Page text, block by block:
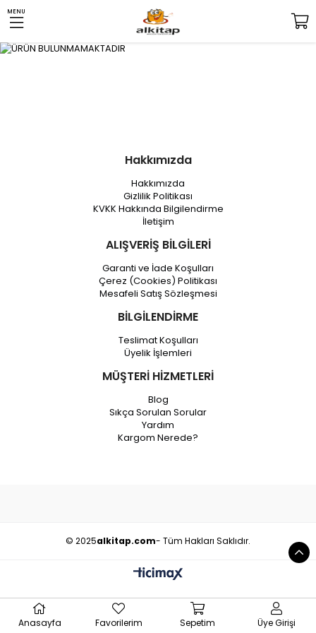
MENU
Hakkımızda
Hakkımızda
Gizlilik Politikası
KVKK Hakkında Bilgilendirme
İletişim
ALIŞVERİŞ BİLGİLERİ
Garanti ve İade Koşulları
Çerez (Cookies) Politikası
Mesafeli Satış Sözleşmesi
BİLGİLENDİRME
Teslimat Koşulları
Üyelik İşlemleri
MÜŞTERİ HİZMETLERİ
Blog
Sıkça Sorulan Sorular
Yardım
Kargom Nerede?
© 2025alkitap.com- Tüm Hakları Saklıdır.
Anasayfa Favorilerim Sepetim Üye Girişi